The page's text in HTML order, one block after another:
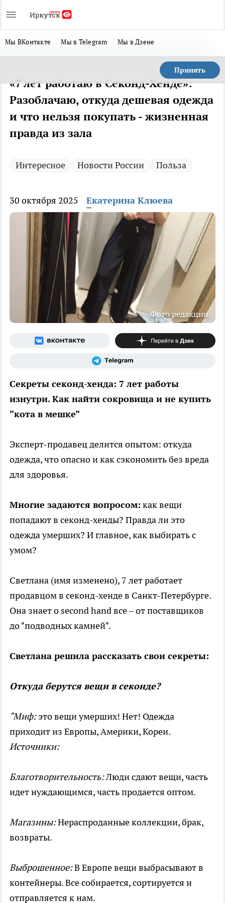
Мы ВКонтакте Мы в Telegram Мы в Дзене
Принять
«7 лет работаю в Секонд-Хенде»:
Разоблачаю, откуда дешевая одежда
и что нельзя покупать - жизненная
правда из зала
Интересное Новости России Польза
30 октября 2025 Екатерина Клюева
Фото редакции
Секреты секонд-хенда: 7 лет работы
изнутри. Как найти сокровища и не купить
"кота в мешке"
Эксперт-продавец делится опытом: откуда
одежда, что опасно и как сэкономить без вреда
для здоровья.
Многие задаются вопросом: как вещи
попадают в секонд-хенды? Правда ли это
одежда умерших? И главное, как выбирать с
умом?
Светлана (имя изменено), 7 лет работает
продавцом в секонд-хенде в Санкт-Петербурге.
Она знает о second hand все – от поставщиков
до "подводных камней".
Светлана решила рассказать свои секреты:
Откуда берутся вещи в секонде?
"Миф:это вещи умерших! Нет! Одежда
приходит из Европы, Америки, Кореи.
Источники:
Благотворительность:Люди сдают вещи, часть
идет нуждающимся, часть продается оптом.
Магазины:Нераспроданные коллекции, брак,
возвраты.
Выброшенное:В Европе вещи выбрасывают в
контейнеры. Все собирается, сортируется и
отправляется к нам.